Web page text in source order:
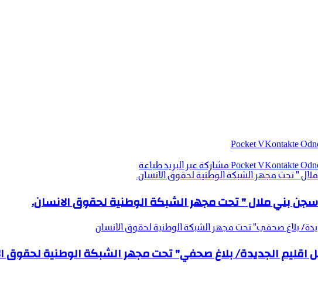
‫Pocket
‫Pocket مشاركة عبر البريدطباعة
" تحت مجهر الشبكة الوطنية لحقوق الانسان.
بني ملال " تحت مجهر الشبكة الوطنية لحقوق الانسان.
بلاغ صحفي" تحت مجهر الشبكة الوطنية لحقوق الانسان
اقليم الجديدة/ بلاغ صحفي" تحت مجهر الشبكة الوطنية لحقوق